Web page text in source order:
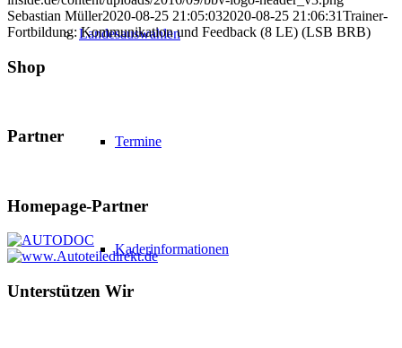
Landesauswahlen
Termine
Kaderinformationen
Sebastian Müller2020-08-25 21:05:032020-08-25 21:06:31Trainer-
Fortbildung: Kommunikation und Feedback (8 LE) (LSB BRB)
Shop
Partner
Homepage-Partner
Unterstützen Wir